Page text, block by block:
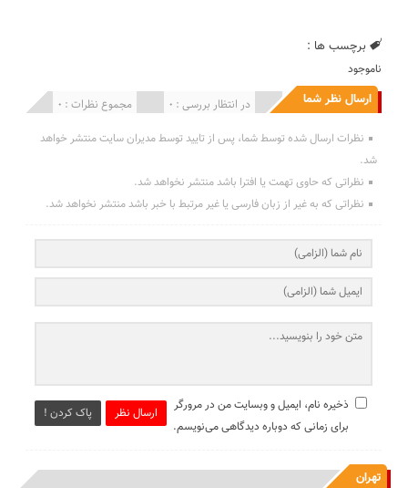
برچسب ها :
ناموجود
ارسال نظر شما مجموع نظرات : 0 در انتظار بررسی : 0 انتشار یافته : 0
نظرات ارسال شده توسط شما، پس از تایید توسط مدیران سایت منتشر خواهد
شد.
نظراتی که حاوی تهمت یا افترا باشد منتشر نخواهد شد.
نظراتی که به غیر از زبان فارسی یا غیر مرتبط با خبر باشد منتشر نخواهد شد.
ارسال نظر پاک کردن !
ذخیره نام، ایمیل و وبسایت من در مرورگر
برای زمانی که دوباره دیدگاهی می‌نویسم.
تهران